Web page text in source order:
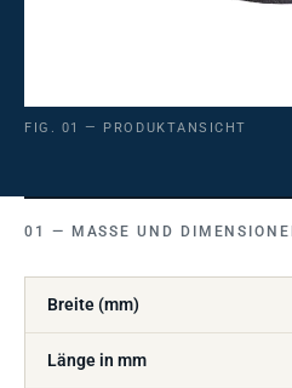
FIG. 01 — PRODUKTANSICHT
MASSE UND DIMENSIONEN
Breite (mm)
Länge in mm